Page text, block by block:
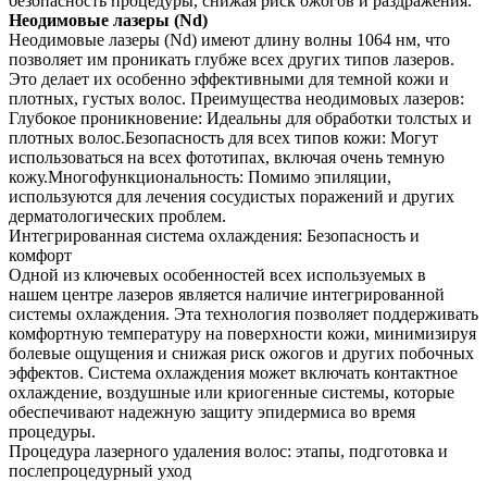
Неодимовые лазеры (Nd)
Неодимовые лазеры (Nd) имеют длину волны 1064 нм, что
позволяет им проникать глубже всех других типов лазеров.
Это делает их особенно эффективными для темной кожи и
плотных, густых волос. Преимущества неодимовых лазеров:
Глубокое проникновение: Идеальны для обработки толстых и
плотных волос.Безопасность для всех типов кожи: Могут
использоваться на всех фототипах, включая очень темную
кожу.Многофункциональность: Помимо эпиляции,
используются для лечения сосудистых поражений и других
дерматологических проблем.
Интегрированная система охлаждения: Безопасность и
комфорт
Одной из ключевых особенностей всех используемых в
нашем центре лазеров является наличие интегрированной
системы охлаждения. Эта технология позволяет поддерживать
комфортную температуру на поверхности кожи, минимизируя
болевые ощущения и снижая риск ожогов и других побочных
эффектов. Система охлаждения может включать контактное
охлаждение, воздушные или криогенные системы, которые
обеспечивают надежную защиту эпидермиса во время
процедуры.
Процедура лазерного удаления волос: этапы, подготовка и
послепроцедурный уход